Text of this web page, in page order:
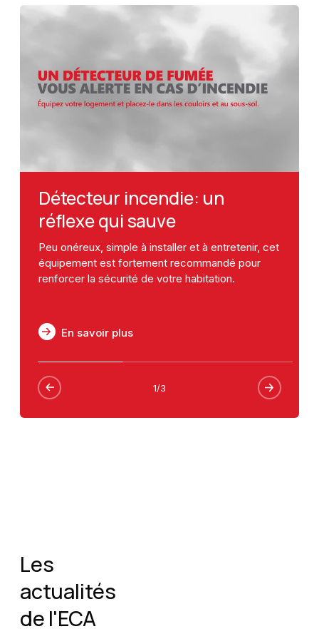
Détecteur incendie: un
réflexe qui sauve
Peu onéreux, simple à installer et à entretenir, cet
équipement est fortement recommandé pour
renforcer la sécurité de votre habitation.
En savoir plus
1/3
Les
actualités
de l'ECA